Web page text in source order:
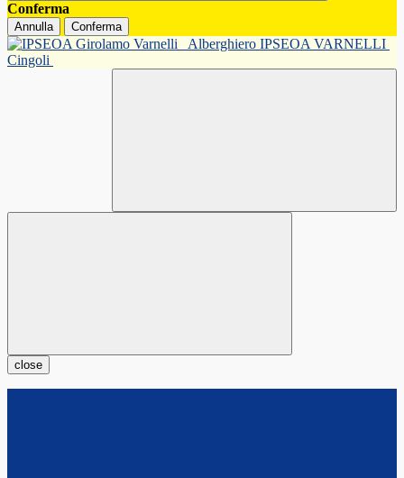
Conferma
Annulla Conferma
Alberghiero IPSEOA VARNELLI
Cingoli
close